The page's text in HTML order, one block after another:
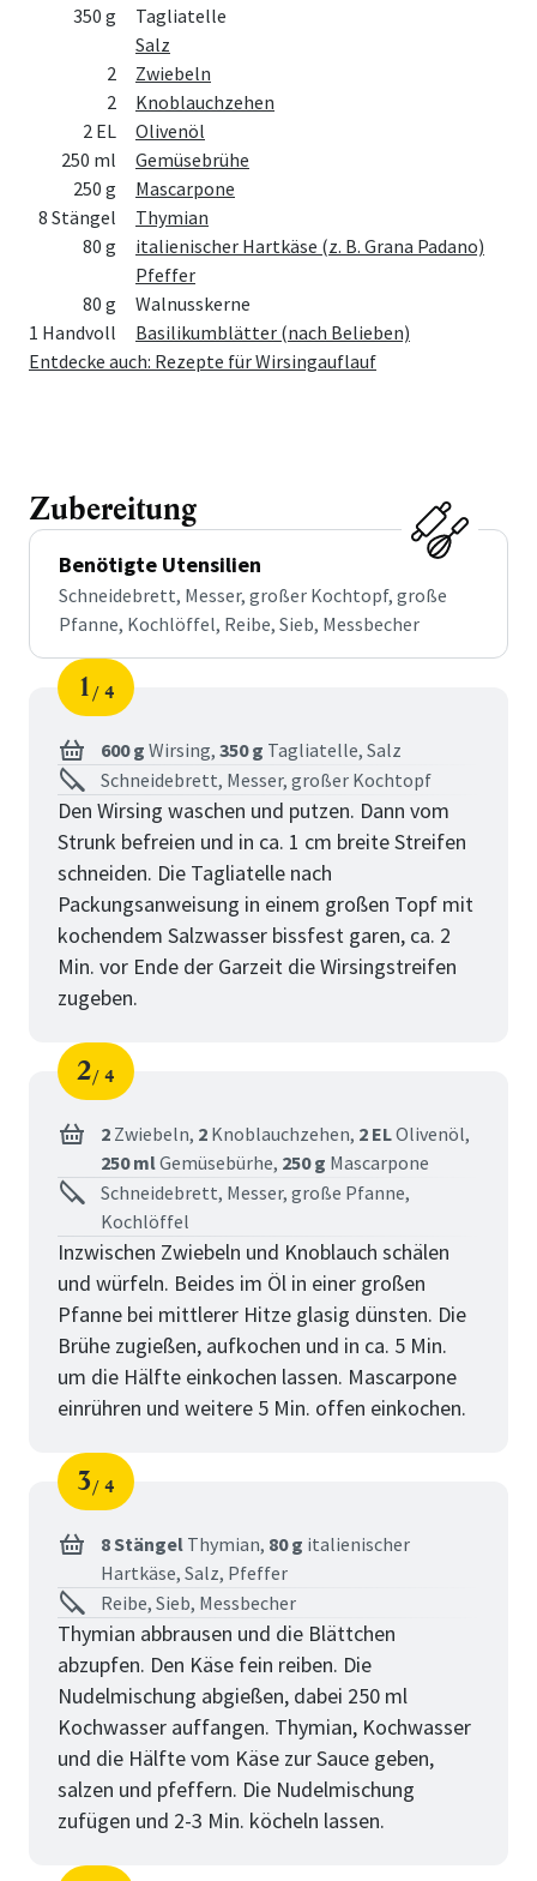
350 g
Tagliatelle
Salz
2
Zwiebeln
2
Knoblauchzehen
2 EL
Olivenöl
250 ml
Gemüsebrühe
250 g
Mascarpone
8 Stängel
Thymian
80 g
italienischer Hartkäse (z. B. Grana Padano)
Pfeffer
80 g
Walnusskerne
1 Handvoll
Basilikumblätter (nach Belieben)
Entdecke auch: Rezepte für Wirsingauflauf
Zubereitung
Benötigte Utensilien
Schneidebrett, Messer, großer Kochtopf, große
Pfanne, Kochlöffel, Reibe, Sieb, Messbecher
Schritt
1
von
4
600 g Wirsing, 350 g Tagliatelle, Salz
Schneidebrett, Messer, großer Kochtopf
Den Wirsing waschen und putzen. Dann vom
Strunk befreien und in ca. 1 cm breite Streifen
schneiden. Die Tagliatelle nach
Packungsanweisung in einem großen Topf mit
kochendem Salzwasser bissfest garen, ca. 2
Min. vor Ende der Garzeit die Wirsingstreifen
zugeben.
Schritt
2
von
4
2 Zwiebeln, 2 Knoblauchzehen, 2 ELOlivenöl,
250 mlGemüsebürhe, 250 g Mascarpone
Schneidebrett, Messer, große Pfanne,
Kochlöffel
Inzwischen Zwiebeln und Knoblauch schälen
und würfeln. Beides im Öl in einer großen
Pfanne bei mittlerer Hitze glasig dünsten. Die
Brühe zugießen, aufkochen und in ca. 5 Min.
um die Hälfte einkochen lassen. Mascarpone
einrühren und weitere 5 Min. offen einkochen.
Schritt
3
von
4
8 Stängel Thymian, 80 g italienischer
Hartkäse, Salz, Pfeffer
Reibe, Sieb, Messbecher
Thymian abbrausen und die Blättchen
abzupfen. Den Käse fein reiben. Die
Nudelmischung abgießen, dabei 250 ml
Kochwasser auffangen. Thymian, Kochwasser
und die Hälfte vom Käse zur Sauce geben,
salzen und pfeffern. Die Nudelmischung
zufügen und 2-3 Min. köcheln lassen.